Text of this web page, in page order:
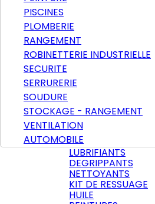
PISCINES
PLOMBERIE
RANGEMENT
ROBINETTERIE INDUSTRIELLE
SECURITE
SERRURERIE
SOUDURE
STOCKAGE - RANGEMENT
VENTILATION
AUTOMOBILE
ACCUEIL
ABRASIFS
PAPIER ABRASIF
A PONCER
DIAMANTÉS
BROSSES
A MEULER
POLISSAGE
A POLIR
AEROSOLS
LUBRIFIANTS
DEGRIPPANTS
NETTOYANTS
KIT DE RESSUAGE
HUILE